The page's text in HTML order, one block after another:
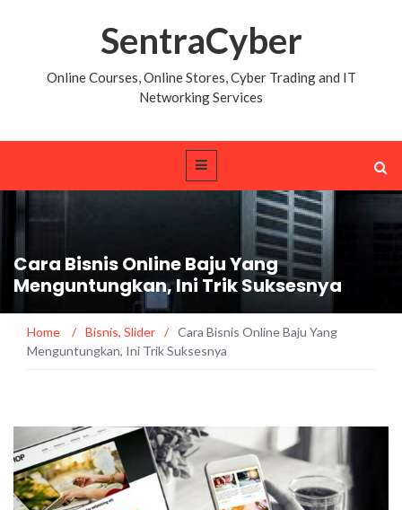
SentraCyber
Online Courses, Online Stores, Cyber Trading and IT
Networking Services
Cara Bisnis Online Baju Yang
Menguntungkan, Ini Trik Suksesnya
Home / Bisnis, Slider / Cara Bisnis Online Baju Yang
Menguntungkan, Ini Trik Suksesnya